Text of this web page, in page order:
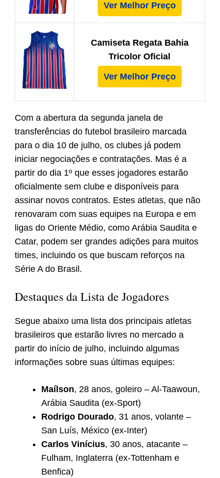
Ver Melhor Preço
Camiseta Regata Bahia
Tricolor Oficial
Ver Melhor Preço
Com a abertura da segunda janela de
transferências do futebol brasileiro marcada
para o dia 10 de julho, os clubes já podem
iniciar negociações e contratações. Mas é a
partir do dia 1º que esses jogadores estarão
oficialmente sem clube e disponíveis para
assinar novos contratos. Estes atletas, que não
renovaram com suas equipes na Europa e em
ligas do Oriente Médio, como Arábia Saudita e
Catar, podem ser grandes adições para muitos
times, incluindo os que buscam reforços na
Série A do Brasil.
Destaques da Lista de Jogadores
Segue abaixo uma lista dos principais atletas
brasileiros que estarão livres no mercado a
partir do início de julho, incluindo algumas
informações sobre suas últimas equipes:
Maílson, 28 anos, goleiro – Al-Taawoun,
Arábia Saudita (ex-Sport)
Rodrigo Dourado, 31 anos, volante –
San Luís, México (ex-Inter)
Carlos Vinícius, 30 anos, atacante –
Fulham, Inglaterra (ex-Tottenham e
Benfica)